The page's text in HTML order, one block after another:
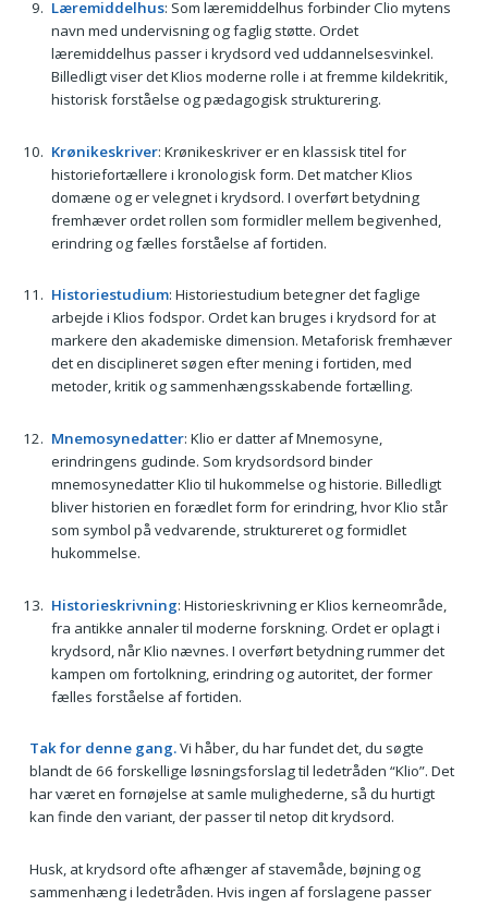
Læremiddelhus: Som læremiddelhus forbinder Clio mytens
navn med undervisning og faglig støtte. Ordet
læremiddelhus passer i krydsord ved uddannelsesvinkel.
Billedligt viser det Klios moderne rolle i at fremme kildekritik,
historisk forståelse og pædagogisk strukturering.
Krønikeskriver: Krønikeskriver er en klassisk titel for
historiefortællere i kronologisk form. Det matcher Klios
domæne og er velegnet i krydsord. I overført betydning
fremhæver ordet rollen som formidler mellem begivenhed,
erindring og fælles forståelse af fortiden.
Historiestudium: Historiestudium betegner det faglige
arbejde i Klios fodspor. Ordet kan bruges i krydsord for at
markere den akademiske dimension. Metaforisk fremhæver
det en disciplineret søgen efter mening i fortiden, med
metoder, kritik og sammenhængsskabende fortælling.
Mnemosynedatter: Klio er datter af Mnemosyne,
erindringens gudinde. Som krydsordsord binder
mnemosynedatter Klio til hukommelse og historie. Billedligt
bliver historien en forædlet form for erindring, hvor Klio står
som symbol på vedvarende, struktureret og formidlet
hukommelse.
Historieskrivning: Historieskrivning er Klios kerneområde,
fra antikke annaler til moderne forskning. Ordet er oplagt i
krydsord, når Klio nævnes. I overført betydning rummer det
kampen om fortolkning, erindring og autoritet, der former
fælles forståelse af fortiden.
Tak for denne gang.Vi håber, du har fundet det, du søgte
blandt de 66 forskellige løsningsforslag til ledetråden “Klio”. Det
har været en fornøjelse at samle mulighederne, så du hurtigt
kan finde den variant, der passer til netop dit krydsord.
Husk, at krydsord ofte afhænger af stavemåde, bøjning og
sammenhæng i ledetråden. Hvis ingen af forslagene passer